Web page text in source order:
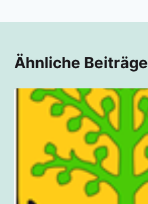
Ähnliche Beiträge